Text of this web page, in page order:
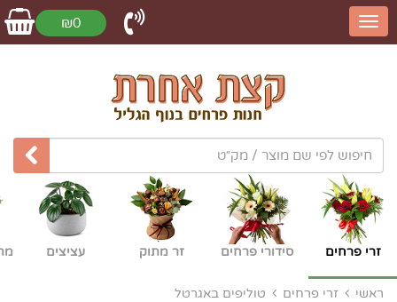
₪0
זרי פרחים סידורי פרחים זר מתוק עציצים
ראשי זרי פרחים טוליפים באגרטל